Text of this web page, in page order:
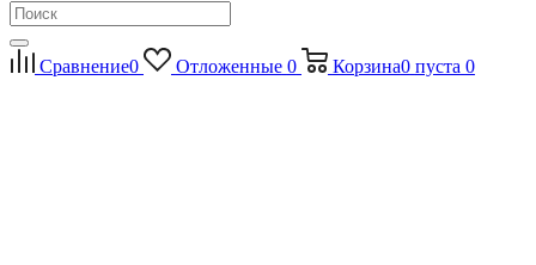
Сравнение0 Отложенные 0 Корзина0 пуста 0